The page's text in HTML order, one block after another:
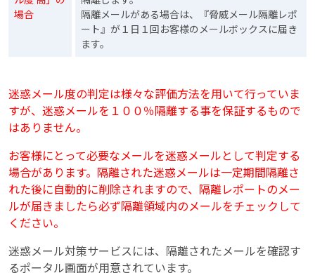
場合
隔離メールがある場合は、『脅威メール隔離レポ
ート』が１日１回お客様のメールボックスに届き
ます。
迷惑メール度の判定は様々な評価方法を用いて行っていま
すが、迷惑メールを１００％隔離する事を保証するもので
はありません。
お客様にとって必要なメールを迷惑メールとして判定する
場合があります。隔離された迷惑メールは一定期間隔離さ
れた後に自動的に削除されますので、隔離レポートのメー
ルが届きましたら必ず隔離領域内のメールをチェックして
ください。
迷惑メール対策サービスには、隔離されたメールを確認す
るポータル画面が用意されています。